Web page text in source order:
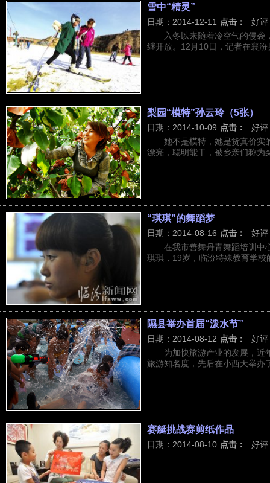
雪中“精灵”
日期：2014-12-11 点击：
好评
入冬以来随着冷空气的侵
继开放。12月10日，记者在襄汾
梨园“模特”孙云玲（5张）
日期：2014-10-09 点击：
好评
她不是模特，她是货真价实
漂亮，聪明能干，被乡亲们称为
“琪琪”的舞蹈梦
日期：2014-08-16 点击：
好评
在我市善舞丹青舞蹈培训中
琪琪，19岁，临汾特殊教育学校
隰县举办首届“泼水节”
日期：2014-08-12 点击：
好评
为加快旅游产业的发展，近
旅游知名度，先后在小西天举办
赛艇挑战赛剪纸作品
日期：2014-08-10 点击： 好评